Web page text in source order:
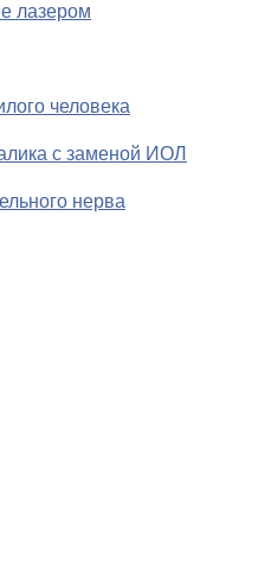
лазером
человека
с заменой ИОЛ
нерва